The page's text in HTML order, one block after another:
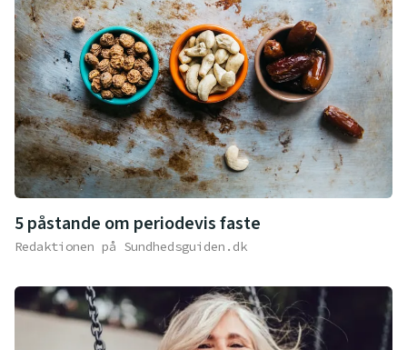
5 påstande om periodevis faste
Redaktionen på Sundhedsguiden.dk